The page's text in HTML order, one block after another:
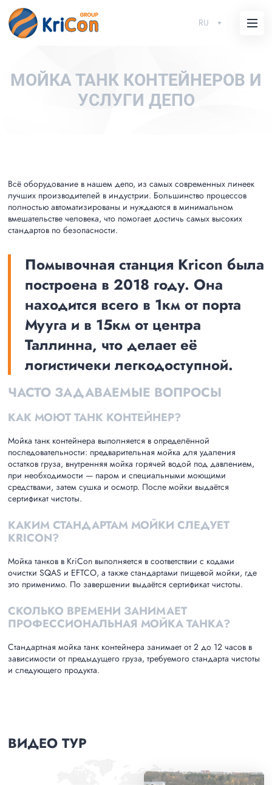
RU
МОЙКА ТАНК КОНТЕЙНЕРОВ И
УСЛУГИ ДЕПО
Всё оборудование в нашем депо, из самых современных линеек
лучших производителей в индустрии. Большинство процессов
полностью автоматизированы и нуждаются в минимальном
вмешательстве человека, что помогает достичь самых высоких
стандартов по безопасности.
Помывочная станция Kricon была
построена в 2018 году. Она
находится всего в 1км от порта
Мууга и в 15км от центра
Таллинна, что делает её
логистичеки легкодоступной.
ЧАСТО ЗАДАВАЕМЫЕ ВОПРОСЫ
КАК МОЮТ ТАНК КОНТЕЙНЕР?
Мойка танк контейнера выполняется в определённой
последовательности: предварительная мойка для удаления
остатков груза, внутренняя мойка горячей водой под давлением,
при необходимости — паром и специальными моющими
средствами, затем сушка и осмотр. После мойки выдаётся
сертификат чистоты.
КАКИМ СТАНДАРТАМ МОЙКИ СЛЕДУЕТ
KRICON?
Мойка танков в KriCon выполняется в соответствии с кодами
очистки SQAS и EFTCO, а также стандартами пищевой мойки, где
это применимо. По завершении выдаётся сертификат чистоты.
СКОЛЬКО ВРЕМЕНИ ЗАНИМАЕТ
ПРОФЕССИОНАЛЬНАЯ МОЙКА ТАНКА?
Стандартная мойка танк контейнера занимает от 2 до 12 часов в
зависимости от предыдущего груза, требуемого стандарта чистоты
и следующего продукта.
ВИДЕО ТУР